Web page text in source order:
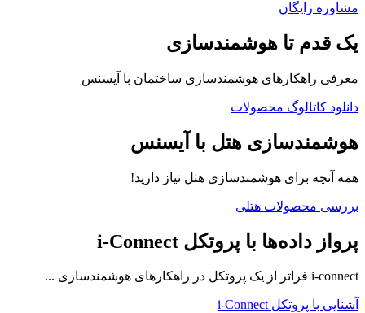
مشاوره رایگان
یک قدم تا هوشمندسازی
معرفی راهکارهای هوشمندسازی ساختمان با آیسنس
دانلود کاتالوگ محصولات
هوشمندسازی هتل با آیسنس
همه آنچه برای هوشمندسازی هتل نیاز دارید!
بررسی محصولات هتلی
پرواز داده‌ها با پروتکل i-Connect
i-connect فراتر از یک پروتکل در راهکارهای هوشمندسازی ...
آشنایی با پروتکل i-Connect